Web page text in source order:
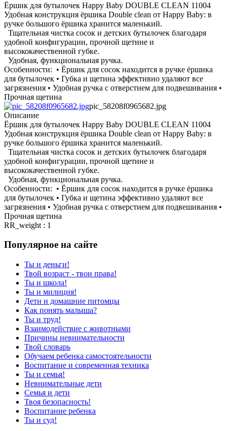
Ёршик для бутылочек Happy Baby DOUBLE CLEAN 11004
Удобная конструкция ёршика Double clean от Happy Baby: в
ручке большого ёршика хранится маленький.
Тщательная чистка сосок и детских бутылочек благодаря
удобной конфигурации, прочной щетине и
высококачественной губке.
Удобная, функциональная ручка.
Особенности: • Ёршик для сосок находится в ручке ёршика
для бутылочек • Губка и щетина эффективно удаляют все
загрязнения • Удобная ручка с отверстием для подвешивания •
Прочная щетина
pic_58208f0965682.jpg
Описание
Ёршик для бутылочек Happy Baby DOUBLE CLEAN 11004
Удобная конструкция ёршика Double clean от Happy Baby: в
ручке большого ёршика хранится маленький.
Тщательная чистка сосок и детских бутылочек благодаря
удобной конфигурации, прочной щетине и
высококачественной губке.
Удобная, функциональная ручка.
Особенности: • Ёршик для сосок находится в ручке ёршика
для бутылочек • Губка и щетина эффективно удаляют все
загрязнения • Удобная ручка с отверстием для подвешивания •
Прочная щетина
RR_weight : 1
Популярное на сайте
Ты и деньги!
Твой возраст - твои права!
Ты и школа!
Ты и милиция!
Дети и домашние питомцы
Как понять малыша?
Ты и труд!
Взаимодействие с животными
Причины невнимательности
Твой словарь
Обучаем ребенка самостоятельности
Воспитание и современная техника
Ты и семья!
Невнимательные дети
Семья и дети
Твоя безопасность!
Воспитание ребенка
Ты и суд!